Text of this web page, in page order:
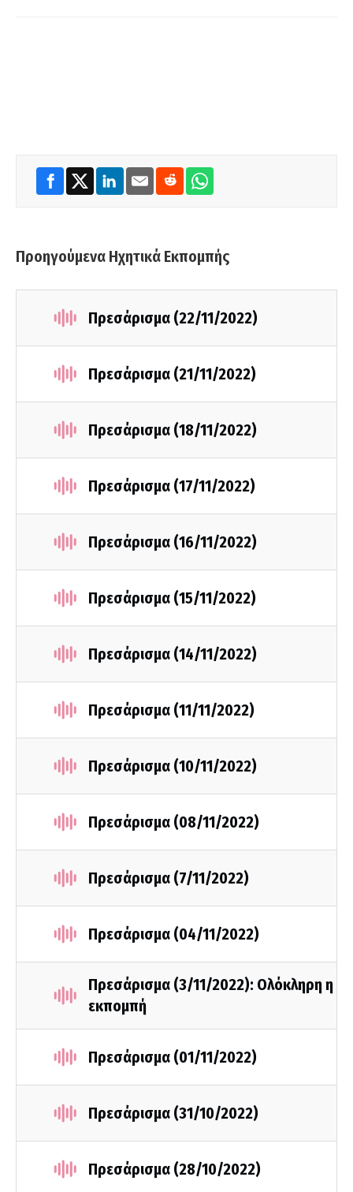
Προηγούμενα Ηχητικά Εκπομπής
Πρεσάρισμα (22/11/2022)
Πρεσάρισμα (21/11/2022)
Πρεσάρισμα (18/11/2022)
Πρεσάρισμα (17/11/2022)
Πρεσάρισμα (16/11/2022)
Πρεσάρισμα (15/11/2022)
Πρεσάρισμα (14/11/2022)
Πρεσάρισμα (11/11/2022)
Πρεσάρισμα (10/11/2022)
Πρεσάρισμα (08/11/2022)
Πρεσάρισμα (7/11/2022)
Πρεσάρισμα (04/11/2022)
Πρεσάρισμα (3/11/2022): Ολόκληρη η
εκπομπή
Πρεσάρισμα (01/11/2022)
Πρεσάρισμα (31/10/2022)
Πρεσάρισμα (28/10/2022)